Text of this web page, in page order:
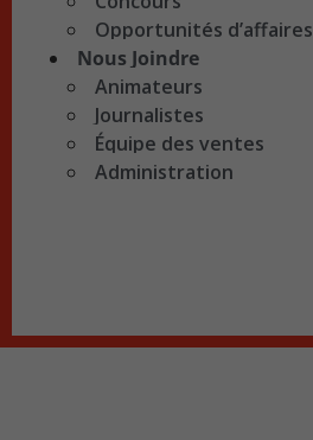
Opportunités d’affaires
Nous Joindre
Animateurs
Journalistes
Équipe des ventes
Administration